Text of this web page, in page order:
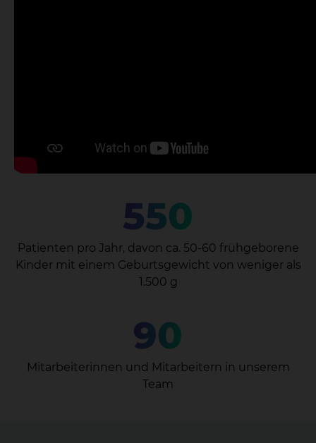
550
Patienten pro Jahr, davon ca. 50-60 frühgeborene
Kinder mit einem Geburtsgewicht von weniger als
1.500 g
90
Mitarbeiterinnen und Mitarbeitern in unserem
Team